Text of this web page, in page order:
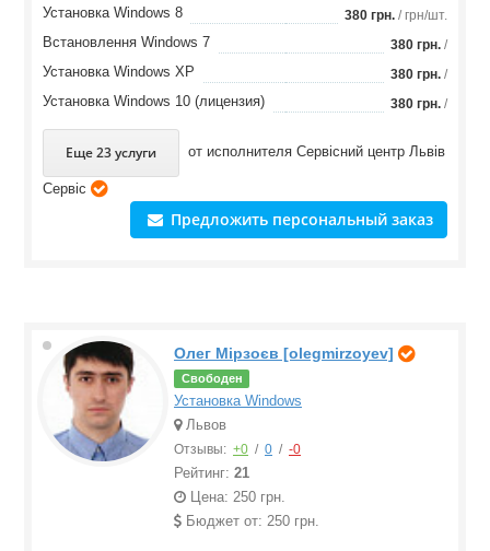
Установка Windows 8 380 грн. / грн/шт.
Встановлення Windows 7 380 грн. /
Установка Windows XP 380 грн. /
Установка Windows 10 (лицензия) 380 грн. /
Еще 23 услуги от исполнителя Сервісний центр Львів
Сервіс
Предложить персональный заказ
Олег Мірзоєв [olegmirzoyev]
Свободен
Установка Windows
Львов
Отзывы: +0 / 0 / -0
Рейтинг: 21
Цена: 250 грн.
Бюджет от: 250 грн.